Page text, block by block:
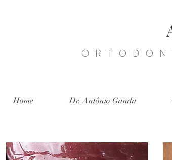
Home Dr. Antônio Ganda